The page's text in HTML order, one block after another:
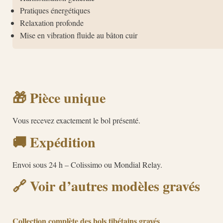
Pratiques énergétiques
Relaxation profonde
Mise en vibration fluide au bâton cuir
🎁 Pièce unique
Vous recevez exactement le bol présenté.
🚚 Expédition
Envoi sous 24 h – Colissimo ou Mondial Relay.
🔗 Voir d’autres modèles gravés